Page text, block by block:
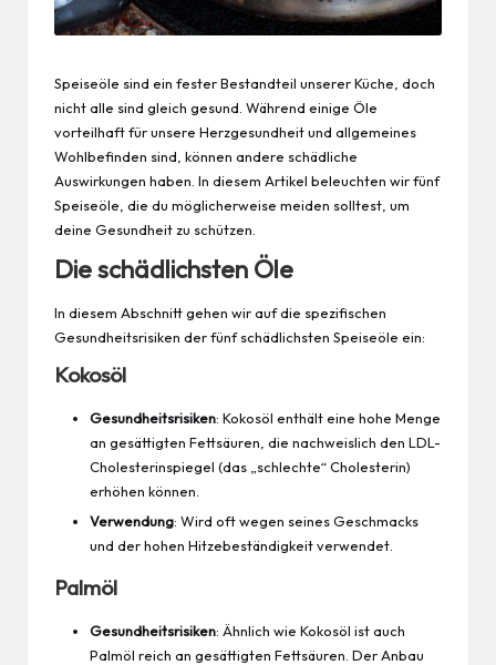
Speiseöle sind ein fester Bestandteil unserer Küche, doch
nicht alle sind gleich gesund. Während einige Öle
vorteilhaft für unsere Herzgesundheit und allgemeines
Wohlbefinden sind, können andere schädliche
Auswirkungen haben. In diesem Artikel beleuchten wir fünf
Speiseöle, die du möglicherweise meiden solltest, um
deine Gesundheitzu schützen.
Die schädlichsten Öle
In diesem Abschnitt gehen wir auf die spezifischen
Gesundheitsrisiken der fünf schädlichsten Speiseöle ein:
Kokosöl
Gesundheitsrisiken: Kokosöl enthält eine hohe Menge
an gesättigten Fettsäuren, die nachweislich den LDL-
Cholesterinspiegel (das „schlechte“ Cholesterin)
erhöhen können.
Verwendung: Wird oft wegen seines Geschmacks
und der hohen Hitzebeständigkeit verwendet.
Palmöl
Gesundheitsrisiken: Ähnlich wie Kokosöl ist auch
Palmöl reich an gesättigten Fettsäuren. Der Anbau